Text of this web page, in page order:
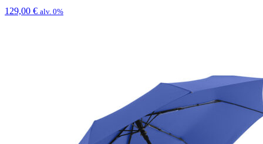
129,00 € alv. 0%